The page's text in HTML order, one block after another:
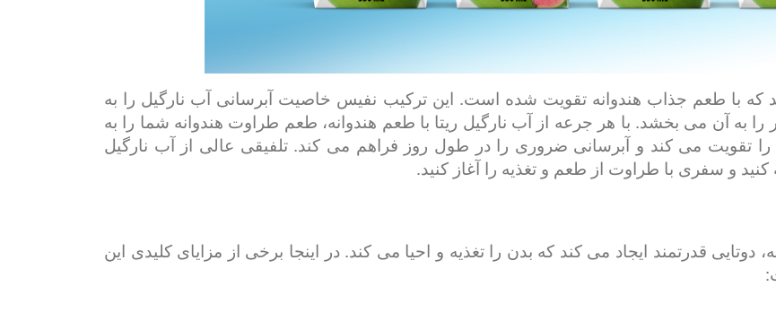
که با طعم جذاب هندوانه تقویت شده است. این ترکیب نفیس خاصیت آبرسانی آب نارگیل را به
را به آن می بخشد. با هر جرعه از آب نارگیل ریتا با طعم هندوانه، طعم طراوت هندوانه شما را به
می کند و آبرسانی ضروری را در طول روز فراهم می کند. تلفیقی عالی از آب نارگیل
و سفری با طراوت از طعم و تغذیه را آغاز کنید.
قدرتمند ایجاد می کند که بدن را تغذیه و احیا می کند. در اینجا برخی از مزایای کلیدی این